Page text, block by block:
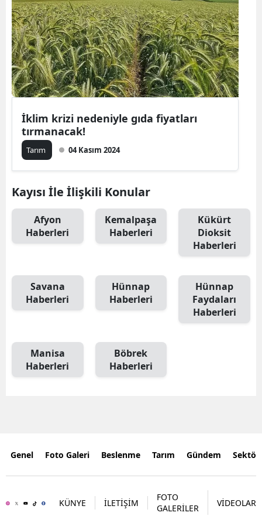
İklim krizi nedeniyle gıda fiyatları
tırmanacak!
Tarım 04 Kasım 2024
Kayısı İle İlişkili Konular
Afyon
Haberleri
Kemalpaşa
Haberleri
Kükürt
Dioksit
Haberleri
Savana
Haberleri
Hünnap
Haberleri
Hünnap
Faydaları
Haberleri
Manisa
Haberleri
Böbrek
Haberleri
Genel Foto Galeri Beslenme Tarım Gündem
KÜNYE İLETİŞİM
FOTO
GALERİLER
VİDEOLAR